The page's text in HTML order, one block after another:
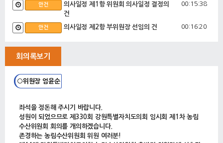
안건
의사일정 제1항 위원회 의사일정 결정의
건
00:15:38
안건 의사일정 제2항 부위원장 선임의 건 00:16:20
회의록보기
○위원장 엄윤순
좌석을 정돈해 주시기 바랍니다.
성원이 되었으므로 제330회 강원특별자치도의회 임시회 제1차 농림
수산위원회 회의를 개의하겠습니다.
존경하는 농림수산위원회 위원 여러분!